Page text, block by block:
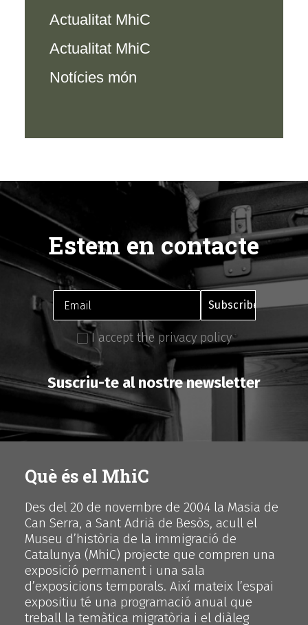
Actualitat MhiC
Actualitat MhiC
Notícies món
Estem en contacte
I accept the privacy policy
Suscriu-te al nostre newsletter
Què és el MhiC
Des del 20 de novembre de 2004 la Masia de
Can Serra, a Sant Adrià de Besòs, acull el
Museu d’història de la immigració de
Catalunya (MhiC) projecte que compren una
exposició permanent i una sala
d’exposicions temporals. Així mateix l’espai
expositiu té una programació anual que
treball la temàtica migratòria i el diàleg